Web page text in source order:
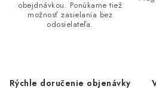
obejdnávkou. Ponúkame tiež
možnosť zasielania bez
odosielateľa.
Rýchle doručenie objenávky